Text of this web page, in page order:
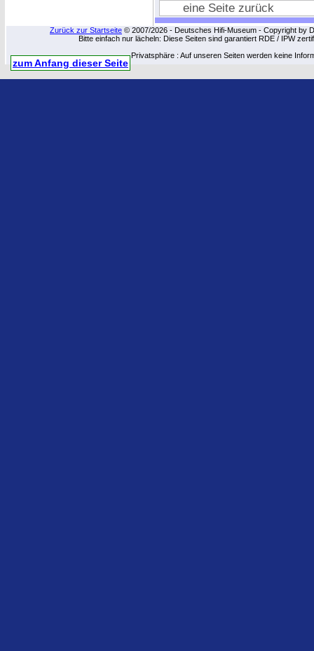
eine Seite zurück
Zurück zur Startseite © 2007/2026 - Deutsches Hifi-Museum - Copyright by
Bitte einfach nur lächeln: Diese Seiten sind garantiert RDE / IPW
Privatsphäre : Auf unseren Seiten werden keine
zum Anfang dieser Seite